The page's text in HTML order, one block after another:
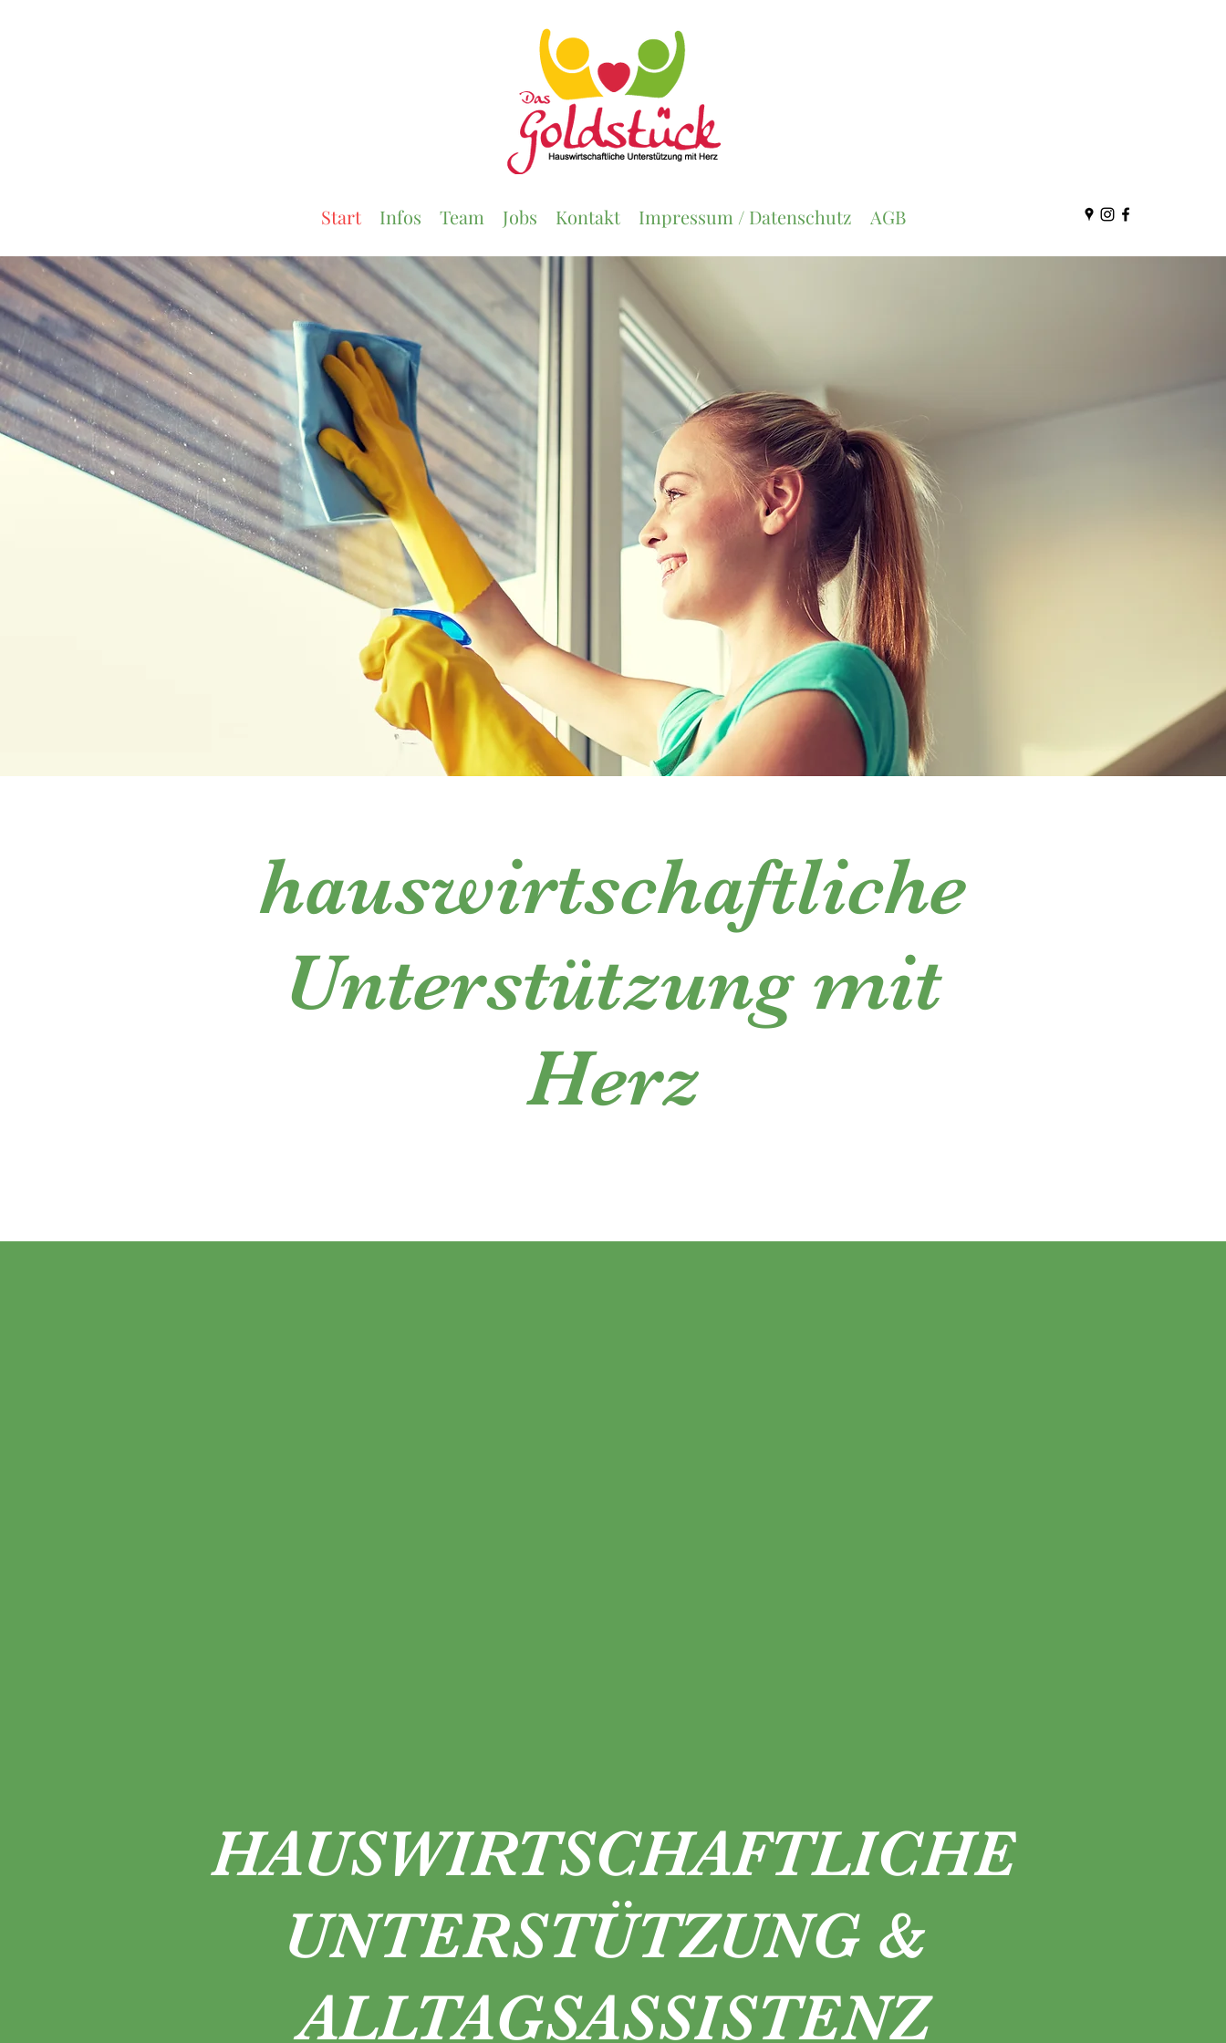
Start Infos Team Jobs Kontakt Impressum / Datenschutz AGB
hauswirtschaftliche
Unterstützung mit
Herz
HAUSWIRTSCHAFTLICHE
UNTERSTÜTZUNG &
ALLTAGSASSISTENZ